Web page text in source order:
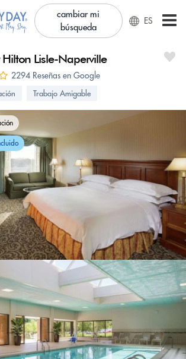
cambiar mi
búsqueda
ES
Hilton Lisle-Naperville
2294 Reseñas en Google
Trabajo Amigable